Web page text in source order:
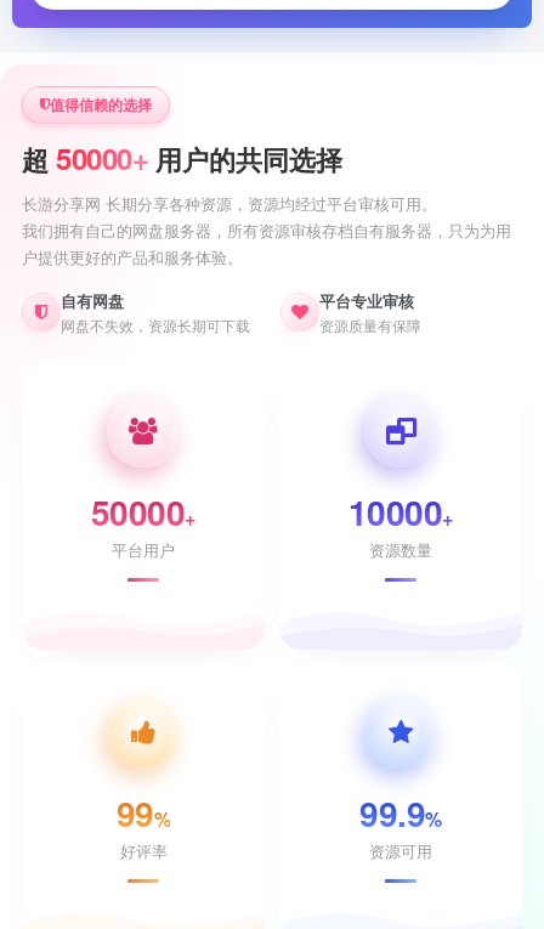
值得信赖的选择
超50000+ 用户的共同选择
长游分享网 长期分享各种资源，资源均经过平台审核可用。
我们拥有自己的网盘服务器，所有资源审核存档自有服务器，只为为用
户提供更好的产品和服务体验。
自有网盘
网盘不失效，资源长期可下载
平台专业审核
资源质量有保障
50000+
平台用户
10000+
资源数量
99%
好评率
99.9%
资源可用